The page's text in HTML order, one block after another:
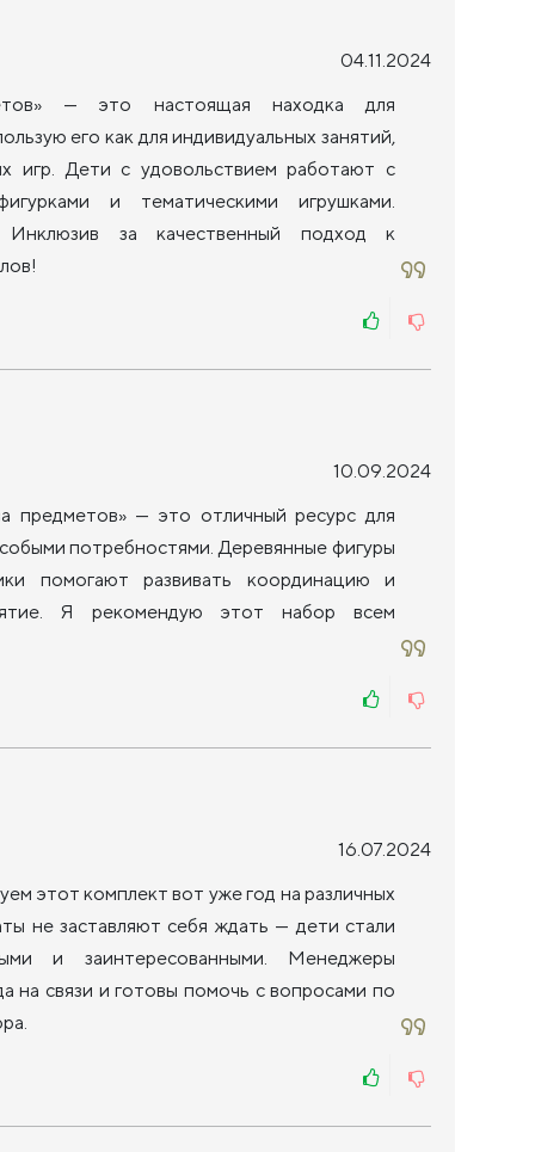
04.11.2024
— это настоящая находка для
его как для индивидуальных занятий,
игр. Дети с удовольствием работают с
и тематическими игрушками.
за качественный подход к
10.09.2024
предметов» — это отличный ресурс для
потребностями. Деревянные фигуры
помогают развивать координацию и
Я рекомендую этот набор всем
16.07.2024
этот комплект вот уже год на различных
не заставляют себя ждать — дети стали
и заинтересованными. Менеджеры
на связи и готовы помочь с вопросами по